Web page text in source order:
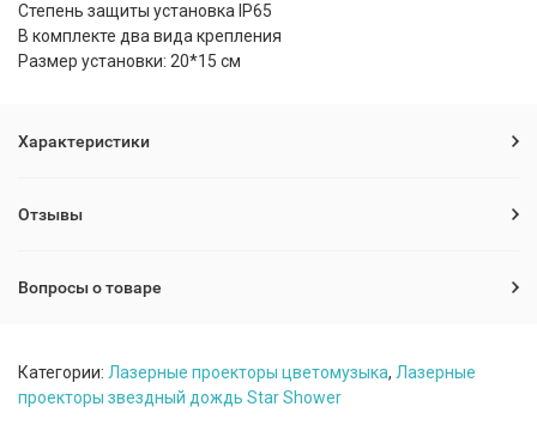
Степень защиты установка IP65
В комплекте два вида крепления
Размер установки: 20*15 см
Характеристики
Отзывы
Вопросы о товаре
Категории: Лазерные проекторы цветомузыка, Лазерные
проекторы звездный дождь Star Shower